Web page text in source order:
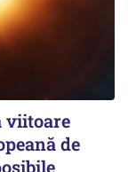
viitoare
de